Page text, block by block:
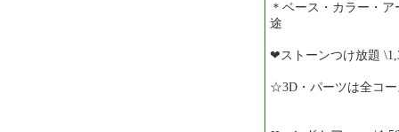
＊ベース・カラー・
途
❤︎ストーンつけ放題
☆3D・パーツは全コ